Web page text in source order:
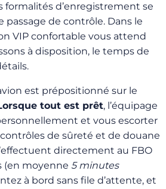
formalités d’enregistrement se
de contrôle. Dans le
VIP confortable vous attend
à disposition, le temps de
est prépositionné sur le
tout est prêt, l’équipage
et vous escorter
contrôles de sûreté et de douane
directement au FBO
(en moyenne 5 minutes
à bord sans file d’attente, et